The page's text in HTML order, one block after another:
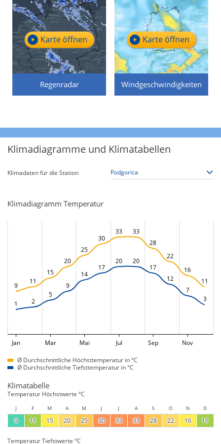
Regenradar
Karte öffnen
Windgeschwindigkeiten
Karte öffnen
Klimadiagramme und Klimatabellen
Klimadaten für die Station
Klimadiagramm Temperatur
9
11
15
20
25
30
33
33
28
22
16
11
1 2
5
9
14
17
20 20
17
12
7
3
Jan Mar Mai Jul Sep Nov
Ø Durchschnittliche Höchsttemperatur in °C
Ø Durchschnittliche Tiefsttemperatur in °C
Klimatabelle
Temperatur Höchstwerte °C
J F M A M J J A S O N D
9 11 15 20 25 30 33 33 28 22 16 11
Temperatur Tiefstwerte °C